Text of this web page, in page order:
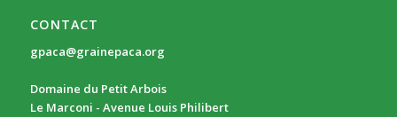
CONTACT
gpaca@grainepaca.org
Domaine du Petit Arbois
Le Marconi - Avenue Louis Philibert